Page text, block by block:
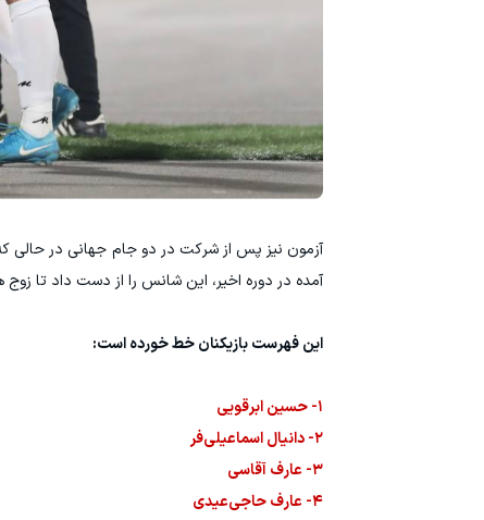
آزمون نیز پس از شرکت در دو جام جهانی در حالی
آمده در دوره اخیر، این شانس را از دست داد تا
این فهرست بازیکنان خط خورده است:
۱- حسین ابرقویی
۲- دانیال اسماعیلی‌فر
۳- عارف آقاسی
۴- عارف حاجی‌عیدی